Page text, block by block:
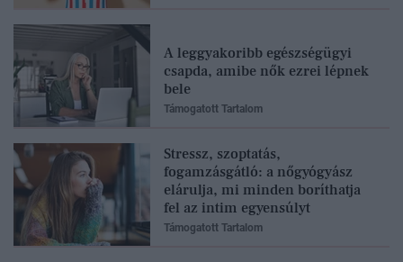
A leggyakoribb egészségügyi
csapda, amibe nők ezrei lépnek
bele
Támogatott Tartalom
Stressz, szoptatás,
fogamzásgátló: a nőgyógyász
elárulja, mi minden boríthatja
fel az intim egyensúlyt
Támogatott Tartalom